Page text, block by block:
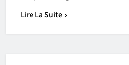
Lire La Suite